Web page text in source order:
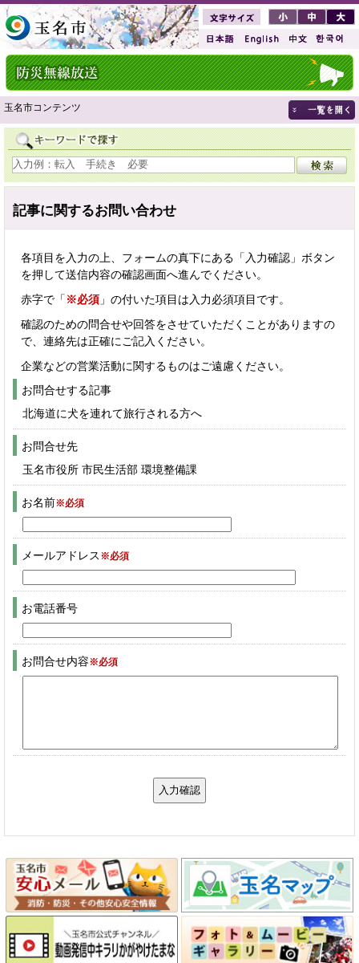
玉名市コンテンツ
記事に関するお問い合わせ
各項目を入力の上、フォームの真下にある「入力確認」ボタン
を押して送信内容の確認画面へ進んでください。
赤字で「 ※必須 」の付いた項目は入力必須項目です。
確認のための問合せや回答をさせていただくことがありますの
で、連絡先は正確にご記入ください。
企業などの営業活動に関するものはご遠慮ください。
お問合せする記事
北海道に犬を連れて旅行される方へ
お問合せ先
玉名市役所 市民生活部 環境整備課
お名前※必須
メールアドレス ※必須
お電話番号
お問合せ内容※必須